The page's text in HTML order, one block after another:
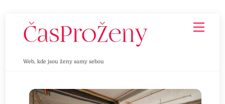
Web, kde jsou ženy samy sebou